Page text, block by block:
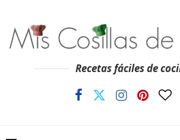
Recetas fáciles de